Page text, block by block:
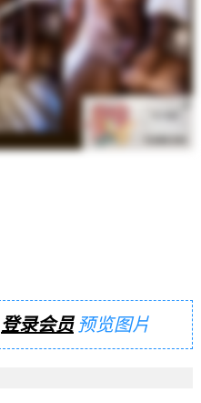
登录会员预览图片